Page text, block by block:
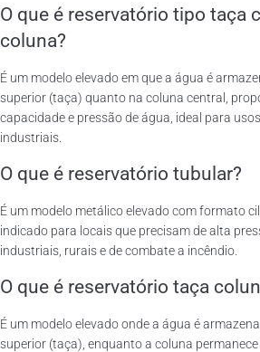
O que é reservatório tipo taça
coluna?
É um modelo elevado em que a água é
superior (taça) quanto na coluna central,
capacidade e pressão de água, ideal para
industriais.
O que é reservatório tubular?
É um modelo metálico elevado com formato
indicado para locais que precisam de alta
industriais, rurais e de combate a incêndio.
O que é reservatório taça
É um modelo elevado onde a água é
superior (taça), enquanto a coluna